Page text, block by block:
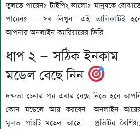
তুলতে পারেন? টাইপিং ভালো? মানুষকে
পারেন? — সব লিখুন। এই তালিকাটিই
আপনার অনলাইন ক্যারিয়ারের ভিত্তি।
ধাপ ২ — সঠিক ইনকাম
মডেল বেছে নিন
দক্ষতা চেনার পর এবার বেছে নিতে হবে
কোন মডেলে আয় করবেন। অনলাইন
মূলত পাঁচটি মডেল আছে — প্রতিটির বৈশিষ্ট্য,